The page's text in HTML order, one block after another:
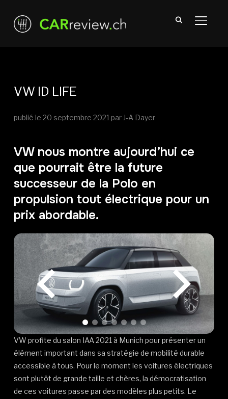
VW ID LIFE
publié le 20 septembre 2021 par J-A Dayer
VW nous montre aujourd’hui ce
que pourrait être la future
successeur de la Polo en
propulsion tout électrique pour un
prix abordable.
VW profite du salon IAA 2021 à Munich pour présenter un
élément important dans sa stratégie de mobilité durable
accessible à tous. Pour le moment les voitures électriques
sont plutôt de grande taille et chères, la démocratisation
de ces voitures passe par des modèles plus petits. Le